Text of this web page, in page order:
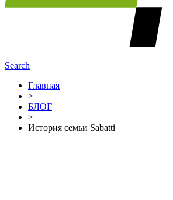
Search
Главная
>
БЛОГ
>
История семьи Sabatti